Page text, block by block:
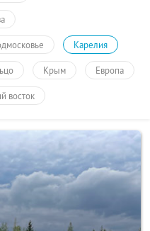
Карелия
Крым Европа
восток